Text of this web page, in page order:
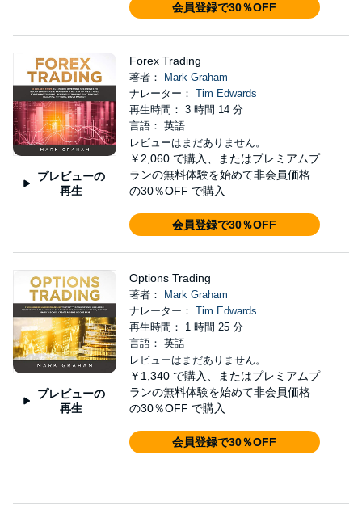
会員登録で30％OFF
プレビューの
再生
Forex Trading
著者：
Mark Graham
ナレーター： Tim Edwards
再生時間： 3 時間 14 分
言語： 英語
レビューはまだありません。
￥2,060 で購入、またはプレミアムプ
ランの無料体験を始めて非会員価格
の30％OFF で購入
会員登録で30％OFF
プレビューの
再生
Options Trading
著者：
Mark Graham
ナレーター： Tim Edwards
再生時間： 1 時間 25 分
言語： 英語
レビューはまだありません。
￥1,340 で購入、またはプレミアムプ
ランの無料体験を始めて非会員価格
の30％OFF で購入
会員登録で30％OFF